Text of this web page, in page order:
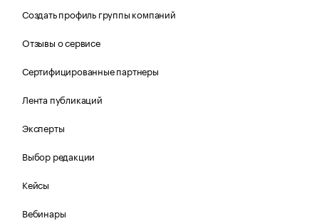
Создать профиль группы компаний
Отзывы о сервисе
Сертифицированные партнеры
Лента публикаций
Эксперты
Выбор редакции
Кейсы
Вебинары